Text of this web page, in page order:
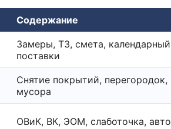
Содержание
Замеры, ТЗ, смета,
поставки
Снятие покрытий, перегородок,
мусора
ОВиК, ВК, ЭОМ, слаботочка,